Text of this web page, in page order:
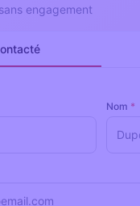
engagement
Nom *